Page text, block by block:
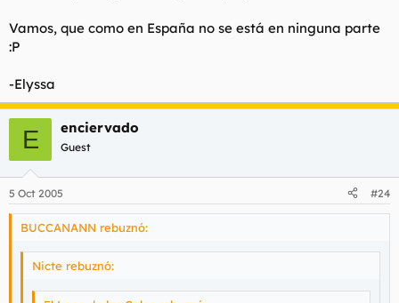
Vamos, que como en España no se está en ninguna parte
:P
-Elyssa
E enciervado
Guest
5 Oct 2005 #24
BUCCANANN rebuznó:
Nicte rebuznó: